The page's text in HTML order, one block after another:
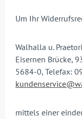
Um Ihr
Walhalla u.
Eisernen Brücke,
5684-0, Telefax:
mittels einer